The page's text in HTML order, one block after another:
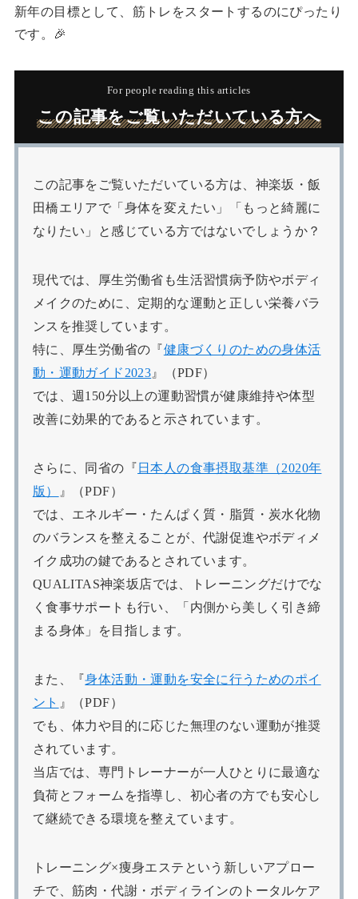
新年の目標として、筋トレをスタートするのにぴったり
です。🎉
For people reading this articles
この記事をご覧いただいている方へ
この記事をご覧いただいている方は、神楽坂・飯
田橋エリアで「身体を変えたい」「もっと綺麗に
なりたい」と感じている方ではないでしょうか？
現代では、厚生労働省も生活習慣病予防やボディ
メイクのために、定期的な運動と正しい栄養バラ
ンスを推奨しています。
特に、厚生労働省の『健康づくりのための身体活
動・運動ガイド2023 』（PDF）
では、週150分以上の運動習慣が健康維持や体型
改善に効果的であると示されています。
さらに、同省の『 日本人の食事摂取基準（2020年
版）
』（PDF）
では、エネルギー・たんぱく質・脂質・炭水化物
のバランスを整えることが、代謝促進やボディメ
イク成功の鍵であるとされています。
QUALITAS神楽坂店では、トレーニングだけでな
く食事サポートも行い、「内側から美しく引き締
まる身体」を目指します。
また、『身体活動・運動を安全に行うためのポイ
ント 』（PDF）
でも、体力や目的に応じた無理のない運動が推奨
されています。
当店では、専門トレーナーが一人ひとりに最適な
負荷とフォームを指導し、初心者の方でも安心し
て継続できる環境を整えています。
トレーニング×痩身エステという新しいアプロー
チで、筋肉・代謝・ボディラインのトータルケア